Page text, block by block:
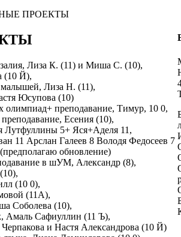
ПРОЕКТЫ
Лиза К. (11) и Миша С. (10),
(10 Й),
Лиза Н. (11),
Юсупова (10)
олимпиад+ преподавание, Тимур, 10 0,
Есения (10),
5+ Яся+Аделя 11,
11 Арслан Галеев 8 Володя Федосеев 7
обновление)
в шУМ, Александр (8),
(10 0),
(11А),
Соболева (10),
Амаль Сафиуллин (11 Ъ),
и Настя Александрова (10 Й)